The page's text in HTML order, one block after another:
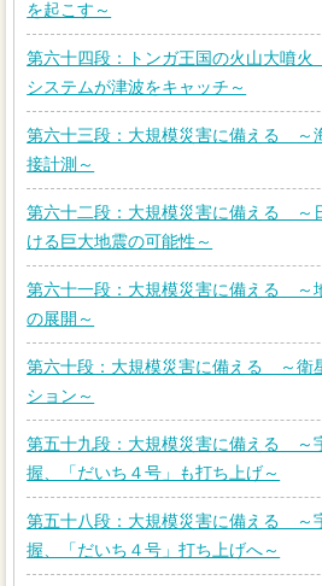
を起こす～
第六十四段：トンガ王国の火山大噴
システムが津波をキャッチ～
第六十三段：大規模災害に備える ～
接計測～
第六十二段：大規模災害に備える ～
ける巨大地震の可能性～
第六十一段：大規模災害に備える ～
の展開～
第六十段：大規模災害に備える ～衛
ション～
第五十九段：大規模災害に備える ～
握、「だいち４号」も打ち上げ～
第五十八段：大規模災害に備える ～
握、「だいち４号」打ち上げへ～